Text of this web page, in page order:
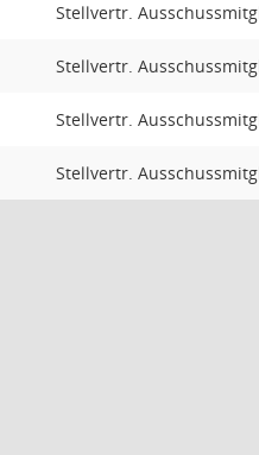
Stellvertr.
Stellvertr.
Stellvertr.
Stellvertr.